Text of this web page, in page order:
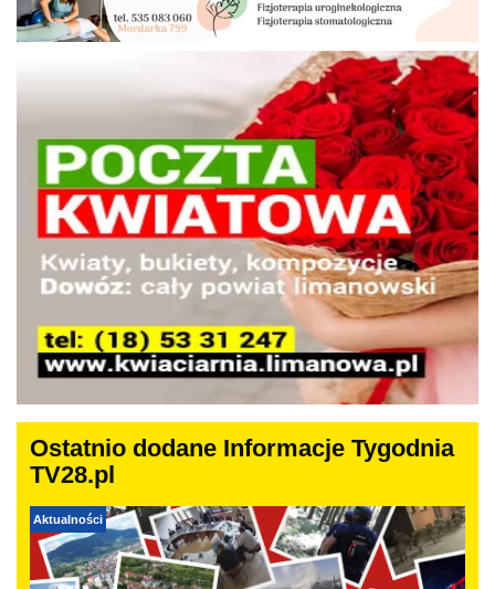
Ostatnio dodane Informacje Tygodnia
TV28.pl
Aktualności